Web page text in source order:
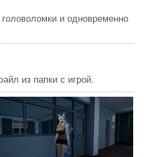
и одновременно
из папки с игрой.